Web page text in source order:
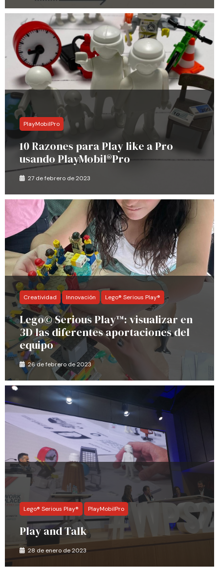
PlayMobilPro
10 Razones para Play like a Pro
usando PlayMobil®Pro
27 de febrero de 2023
Creatividad Innovación Lego® Serious Play®
Lego© Serious Play™: visualizar en
3D las diferentes aportaciones del
equipo
26 de febrero de 2023
Lego® Serious Play® PlayMobilPro
Play and Talk
28 de enero de 2023